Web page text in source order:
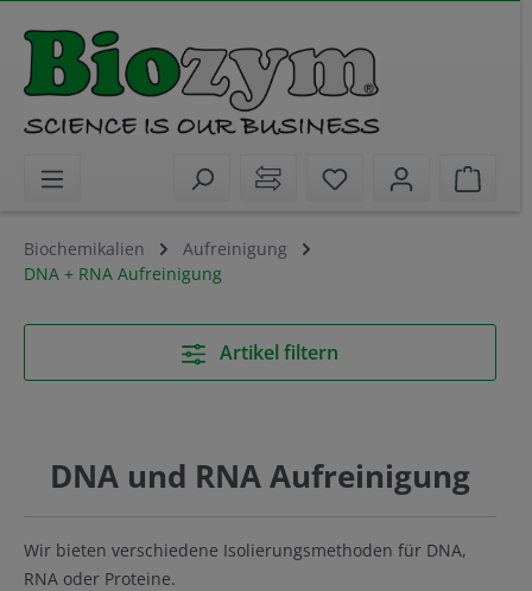
springen
Sie haben 0 Artikel
Biochemikalien
Aufreinigung
DNA + RNA Aufreinigung
Artikel filtern
DNA und RNA Aufreinigung
Wir bieten verschiedene Isolierungsmethoden für DNA,
RNA oder Proteine.